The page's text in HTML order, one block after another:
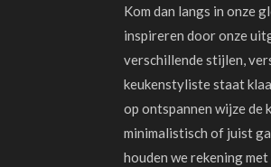
Kom dan langs in onze
inspireren door onze
verschillende stijlen,
keukenstyliste staat
op ontspannen wijze de
minimalistisch of juist
houden we rekening